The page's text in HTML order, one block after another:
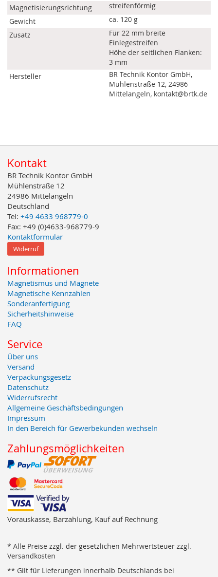
Magnetisierungsrichtung
streifenförmig
Gewicht
ca. 120 g
Zusatz
Für 22 mm breite
Einlegestreifen
Höhe der seitlichen Flanken:
3 mm
Hersteller
BR Technik Kontor GmbH,
Mühlenstraße 12, 24986
Mittelangeln, kontakt@brtk.de
Kontakt
BR Technik Kontor GmbH
Mühlenstraße 12
24986 Mittelangeln
Deutschland
Tel: +49 4633 968779-0
Fax: +49 (0)4633-968779-9
Kontaktformular
Widerruf
Informationen
Magnetismus und Magnete
Magnetische Kennzahlen
Sonderanfertigung
Sicherheitshinweise
FAQ
Service
Über uns
Versand
Verpackungsgesetz
Datenschutz
Widerrufsrecht
Allgemeine Geschäftsbedingungen
Impressum
In den Bereich für Gewerbekunden wechseln
Zahlungsmöglichkeiten
Vorauskasse, Barzahlung, Kauf auf Rechnung
* Alle Preise zzgl. der gesetzlichen Mehrwertsteuer zzgl.
Versandkosten
** Gilt für Lieferungen innerhalb Deutschlands bei